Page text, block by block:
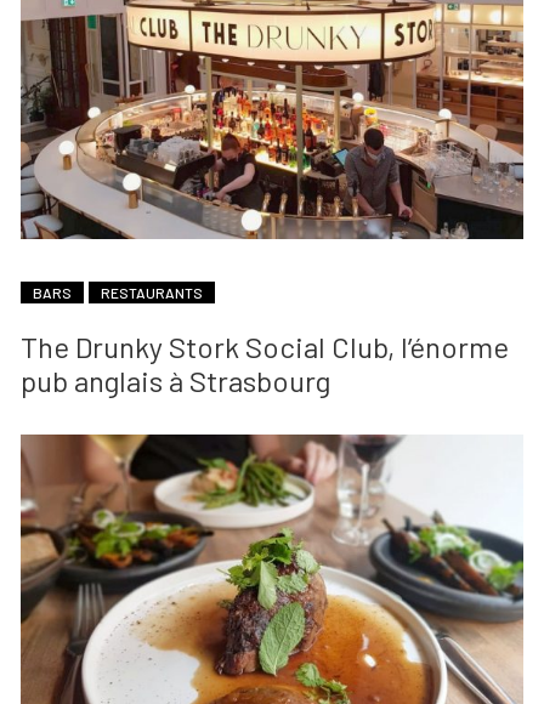
BARS RESTAURANTS
The Drunky Stork Social Club, l’énorme
pub anglais à Strasbourg